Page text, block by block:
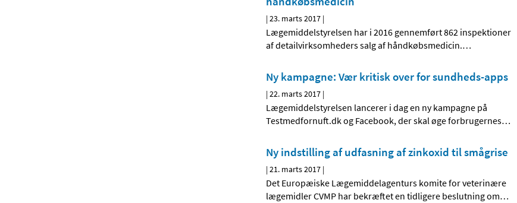
|23. marts 2017 |
Lægemiddelstyrelsen har i 2016 gennemført 862 inspektioner
af detailvirksomheders salg af håndkøbsmedicin.…
Ny kampagne: Vær kritisk over for sundheds-apps
|22. marts 2017 |
Lægemiddelstyrelsen lancerer i dag en ny kampagne på
Testmedfornuft.dk og Facebook, der skal øge forbrugernes…
Ny indstilling af udfasning af zinkoxid til smågrise
|21. marts 2017 |
Det Europæiske Lægemiddelagenturs komite for veterinære
lægemidler CVMP har bekræftet en tidligere beslutning om…